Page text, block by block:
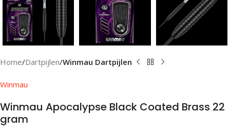
Home Dartpijlen Winmau Dartpijlen
Winmau
Winmau Apocalypse Black Coated Brass 22
gram